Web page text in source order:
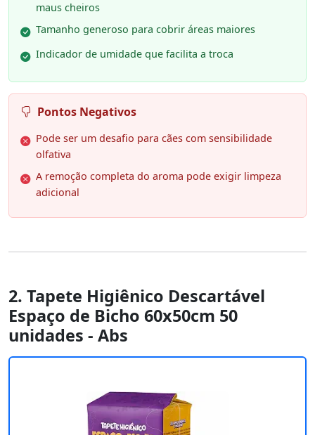
maus cheiros
Tamanho generoso para cobrir áreas maiores
Indicador de umidade que facilita a troca
Pontos Negativos
Pode ser um desafio para cães com sensibilidade
olfativa
A remoção completa do aroma pode exigir limpeza
adicional
2. Tapete Higiênico Descartável
Espaço de Bicho 60x50cm 50
unidades - Abs